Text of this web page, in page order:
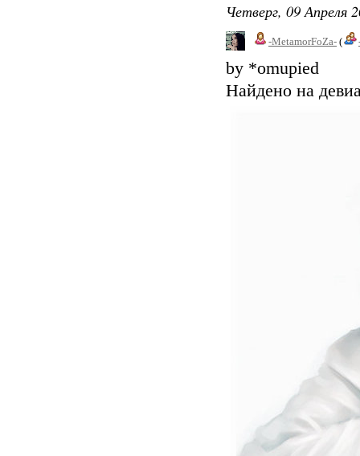
Четверг, 09 Апреля
-MetamorFoZa- (
by *omupied
Найдено на